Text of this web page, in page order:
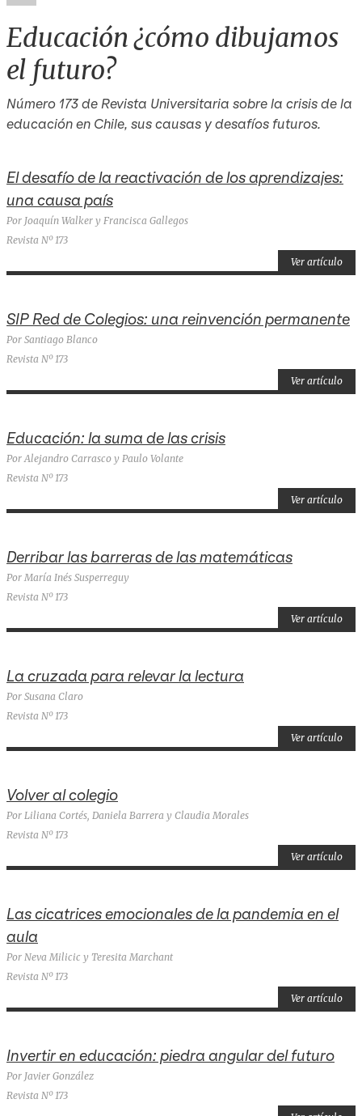
Educación ¿cómo dibujamos
el futuro?
Número 173 de Revista Universitaria sobre la crisis de la
educación en Chile, sus causas y desafíos futuros.
El desafío de la reactivación de los aprendizajes:
una causa país
Por Joaquín Walker y Francisca Gallegos
Revista Nº 173
Ver artículo
SIP Red de Colegios: una reinvención permanente
Por Santiago Blanco
Revista Nº 173
Ver artículo
Educación: la suma de las crisis
Por Alejandro Carrasco y Paulo Volante
Revista Nº 173
Ver artículo
Derribar las barreras de las matemáticas
Por María Inés Susperreguy
Revista Nº 173
Ver artículo
La cruzada para relevar la lectura
Por Susana Claro
Revista Nº 173
Ver artículo
Volver al colegio
Por Liliana Cortés, Daniela Barrera y Claudia Morales
Revista Nº 173
Ver artículo
Las cicatrices emocionales de la pandemia en el
aula
Por Neva Milicic y Teresita Marchant
Revista Nº 173
Ver artículo
Invertir en educación: piedra angular del futuro
Por Javier González
Revista Nº 173